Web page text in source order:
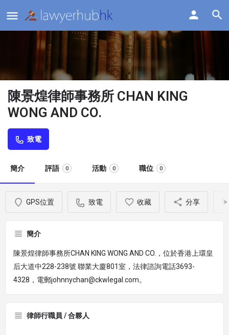
陳景煌律師事務所 CHAN KING
WONG AND CO.
致電
簡介 評語 0 活動 0 職位 0
GPS位置 致電 收藏 分享
簡介
陳景煌律師事務所CHAN KING WONG AND CO.，位於香港上環皇
后大道中228-238號 聯業大廈801室，法律諮詢電話3693-
4328，電郵johnnychan@ckwlegal.com。
律師行職員 / 合夥人